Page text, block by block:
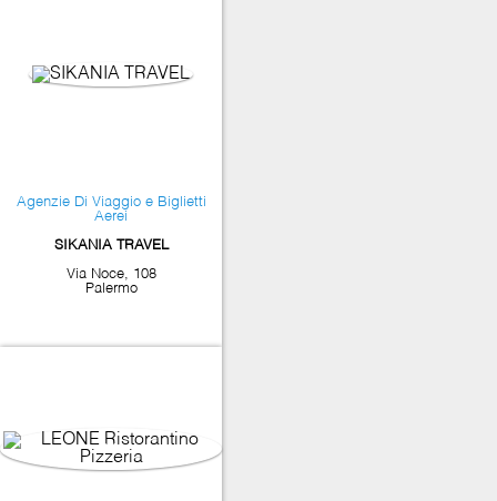
Agenzie Di Viaggio e Biglietti
Aerei
SIKANIA TRAVEL
Via Noce, 108
Palermo